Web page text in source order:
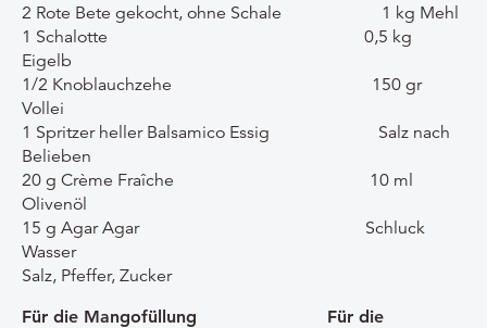
2 Rote Bete gekocht, ohne Schale 1 kg Mehl
1 Schalotte 0,5 kg
Eigelb
1/2 Knoblauchzehe 150 gr
Vollei
1 Spritzer heller Balsamico Essig Salz nach
Belieben
20 g Crème Fraîche 10 ml
Olivenöl
15 g Agar Agar Schluck
Wasser
Salz, Pfeffer, Zucker
Für die Mangofüllung Für die